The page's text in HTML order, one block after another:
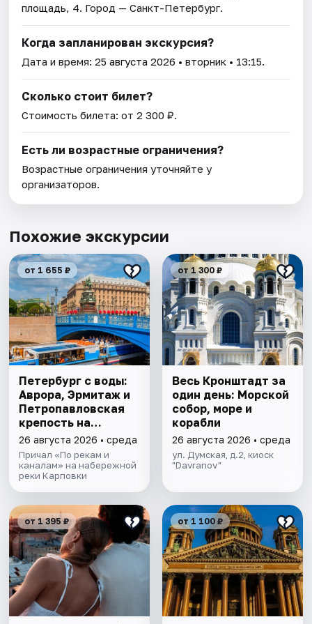
площадь, 4. Город — Санкт-Петербург.
Когда запланирован экскурсия?
Дата и время:25 августа 2026 • вторник • 13:15.
Сколько стоит билет?
Стоимость билета: от 2 300 ₽.
Есть ли возрастные ограничения?
Возрастные ограничения уточняйте у
организаторов.
Похожие экскурсии
от 1 655 ₽
Петербург с воды:
Аврора, Эрмитаж и
Петропавловская
крепость на
теплоходе
26 августа 2026 • среда
Причал «По рекам и
каналам» на набережной
реки Карповки
от 1 300 ₽
Весь Кронштадт за
один день: Морской
собор, море и
корабли
26 августа 2026 • среда
ул. Думская, д.2, киоск
"Davranov"
от 1 395 ₽ от 1 100 ₽